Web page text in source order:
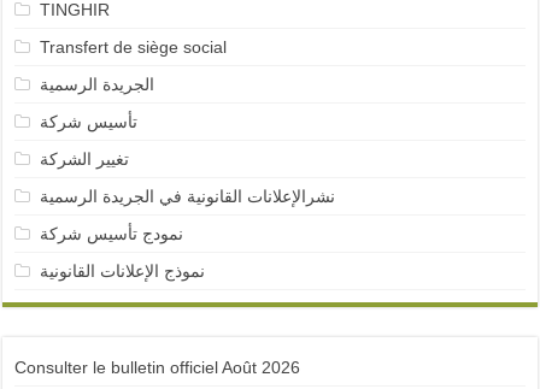
TINGHIR
Transfert de siège social
الجريدة الرسمية
تأسيس شركة
تغيير الشركة
نشرالإعلانات القانونية في الجريدة الرسمية
نمودج تأسيس شركة
نموذج الإعلانات القانونية
Consulter le bulletin officiel Août 2026